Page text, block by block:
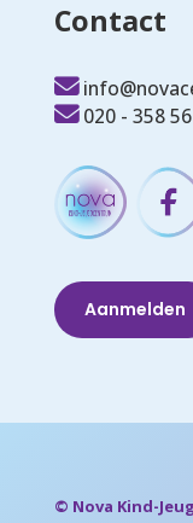
Contact
020 - 358
Aanmelden
© Nova Kind-